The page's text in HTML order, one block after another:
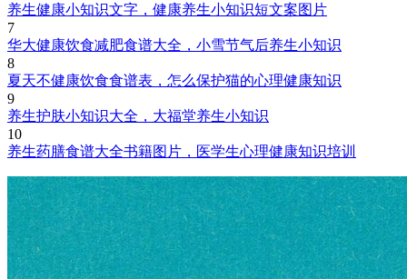
养生健康小知识文字，健康养生小知识短文案图片
7
华大健康饮食减肥食谱大全，小雪节气后养生小知识
8
夏天不健康饮食食谱表，怎么保护猫的心理健康知识
9
养生护肤小知识大全，大福堂养生小知识
10
养生药膳食谱大全书籍图片，医学生心理健康知识培训